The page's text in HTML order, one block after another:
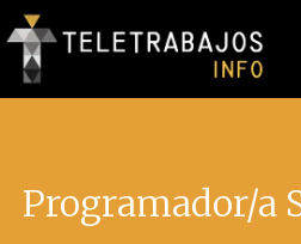
Programador/a